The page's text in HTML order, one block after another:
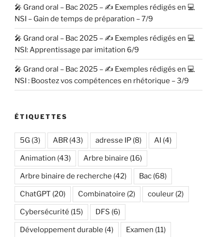
🎤 Grand oral – Bac 2025 – ✍️ Exemples rédigés en 💻
NSI – Gain de temps de préparation – 7/9
🎤 Grand oral – Bac 2025 – ✍️ Exemples rédigés en 💻
NSI: Apprentissage par imitation 6/9
🎤 Grand oral – Bac 2025 – ✍️ Exemples rédigés en 💻
NSI : Boostez vos compétences en rhétorique – 3/9
ÉTIQUETTES
5G (3) ABR (43) adresse IP (8) AI (4)
Animation (43) Arbre binaire (16)
Arbre binaire de recherche (42) Bac (68)
ChatGPT (20) Combinatoire (2) couleur (2)
Cybersécurité (15) DFS (6)
Développement durable (4) Examen (11)